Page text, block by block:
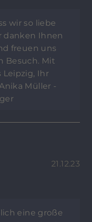
wir so liebe
danken Ihnen
freuen uns
Besuch. Mit
Ihr
Müller -
21.12.23
eine große